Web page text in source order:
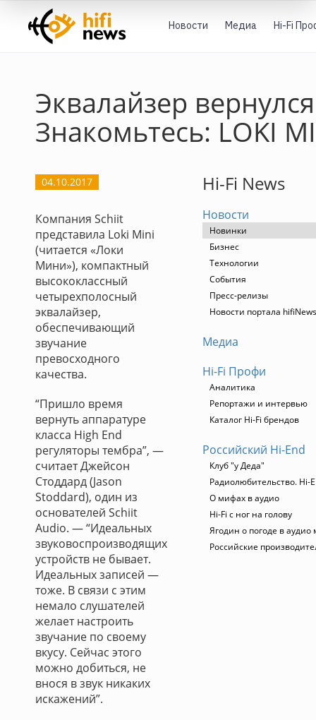
Новости Медиа Hi-Fi
Эквалайзер
Знакомьтесь: LOKI
04.10.2017
Компания Schiit
представила Loki Mini
(читается «Локи
Мини»), компактный
высококлассный
четырехполосный
эквалайзер,
обеспечивающий
звучание
превосходного
качества.
“Пришло время
вернуть аппаратуре
класса High End
регуляторы тембра”, —
считает Джейсон
Стоддард (Jason
Stoddard), один из
основателей Schiit
Audio. — “Идеальных
звуковоспроизводящих
устройств не бывает.
Идеальных записей —
тоже. В связи с этим
немало слушателей
желает настроить
звучание по своему
вкусу. Сейчас этого
можно добиться, не
внося в звук никаких
искажений”.
Hi-Fi News
Новости
Новинки
Бизнес
Технологии
События
Пресс-релизы
Новости портала hifiNews
Медиа
Hi-Fi Профи
Аналитика
Репортажи и интервью
Каталог Hi-Fi брендов
Российский Hi-End
Клуб "у Деда"
Радиолюбительство. Hi-
О мифах в аудио
Hi-Fi с ног на голову
Ягодин о погоде в аудио
Российские